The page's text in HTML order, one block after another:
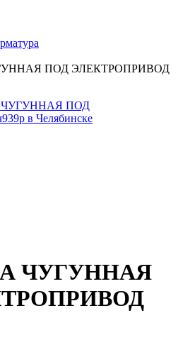
ПОД ЭЛЕКТРОПРИВОД
ЧУГУННАЯ